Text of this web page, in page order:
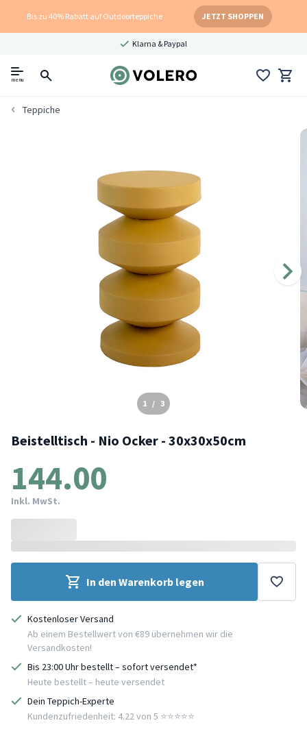
Bis zu 40% Rabatt auf Outdoorteppiche JETZT SHOPPEN
Klarna & Paypal
menu
Teppiche
1 / 3
Beistelltisch - Nio Ocker - 30x30x50cm
144.00
Inkl. MwSt.
In den Warenkorb legen
Kostenloser Versand
Ab einem Bestellwert von €89 übernehmen wir die
Versandkosten!
Bis 23:00 Uhr bestellt – sofort versendet*
Heute bestellt – heute versendet
Dein Teppich-Experte
Kundenzufriedenheit: 4.22 von 5 ⭐️⭐️⭐️⭐️⭐️